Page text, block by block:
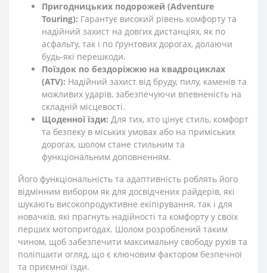
Пригодницьких подорожей (Adventure
Touring): Гарантує високий рівень комфорту та
надійний захист на довгих дистанціях, як по
асфальту, так і по ґрунтових дорогах, долаючи
будь-які перешкоди.
Поїздок по бездоріжжю на квадроциклах
(ATV): Надійний захист від бруду, пилу, каменів та
можливих ударів, забезпечуючи впевненість на
складній місцевості.
Щоденної їзди: Для тих, хто цінує стиль, комфорт
та безпеку в міських умовах або на приміських
дорогах, шолом стане стильним та
функціональним доповненням.
Його функціональність та адаптивність роблять його
відмінним вибором як для досвідчених райдерів, які
шукають високопродуктивне екіпірування, так і для
новачків, які прагнуть надійності та комфорту у своїх
перших мотопригодах. Шолом розроблений таким
чином, щоб забезпечити максимальну свободу рухів та
поліпшити огляд, що є ключовим фактором безпечної
та приємної їзди.